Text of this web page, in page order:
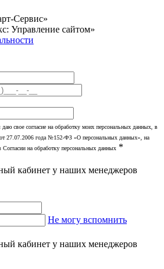
Сервис»
Управление сайтом»
свое согласие на обработку моих персональных данных, в
от 27.07.2006 года №152-ФЗ «О персональных данных», на
на обработку персональных данных *
кабинет у наших менеджеров
Не могу вспомнить
кабинет у наших менеджеров